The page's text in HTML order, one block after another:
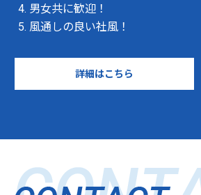
男女共に歓迎！
風通しの良い社風！
詳細はこちら